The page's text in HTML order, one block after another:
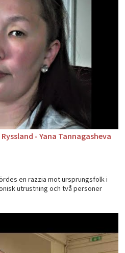
- Yana Tannagasheva
en razzia mot ursprungsfolk i
utrustning och två personer